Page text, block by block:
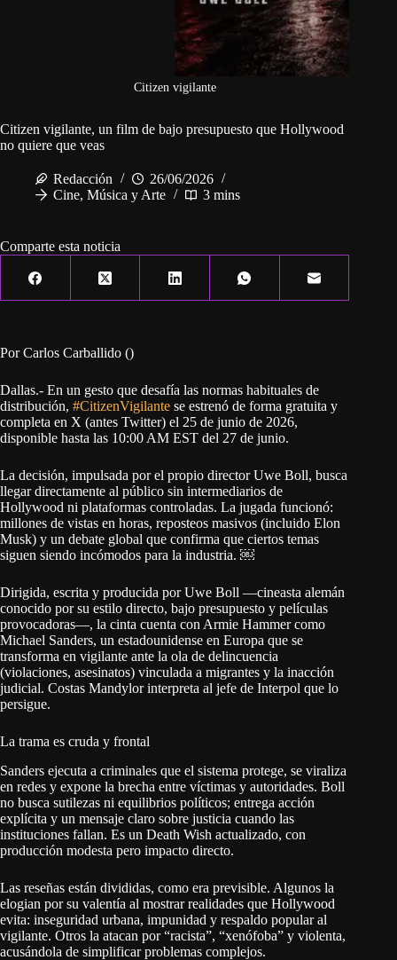
Citizen vigilante
Citizen vigilante, un film de bajo presupuesto que Hollywood
no quiere que veas
Redacción
26/06/2026
Cine, Música y Arte
3 mins
Comparte esta noticia
Por Carlos Carballido ()
Dallas.- En un gesto que desafía las normas habituales de
distribución, #CitizenVigilante se estrenó de forma gratuita y
completa en X (antes Twitter) el 25 de junio de 2026,
disponible hasta las 10:00 AM EST del 27 de junio.
La decisión, impulsada por el propio director Uwe Boll, busca
llegar directamente al público sin intermediarios de
Hollywood ni plataformas controladas. La jugada funcionó:
millones de vistas en horas, reposteos masivos (incluido Elon
Musk) y un debate global que confirma que ciertos temas
siguen siendo incómodos para la industria. ￼
Dirigida, escrita y producida por Uwe Boll —cineasta alemán
conocido por su estilo directo, bajo presupuesto y películas
provocadoras—, la cinta cuenta con Armie Hammer como
Michael Sanders, un estadounidense en Europa que se
transforma en vigilante ante la ola de delincuencia
(violaciones, asesinatos) vinculada a migrantes y la inacción
judicial. Costas Mandylor interpreta al jefe de Interpol que lo
persigue.
La trama es cruda y frontal
Sanders ejecuta a criminales que el sistema protege, se viraliza
en redes y expone la brecha entre víctimas y autoridades. Boll
no busca sutilezas ni equilibrios políticos; entrega acción
explícita y un mensaje claro sobre justicia cuando las
instituciones fallan. Es un Death Wish actualizado, con
producción modesta pero impacto directo.
Las reseñas están divididas, como era previsible. Algunos la
elogian por su valentía al mostrar realidades que Hollywood
evita: inseguridad urbana, impunidad y respaldo popular al
vigilante. Otros la atacan por “racista”, “xenófoba” y violenta,
acusándola de simplificar problemas complejos.